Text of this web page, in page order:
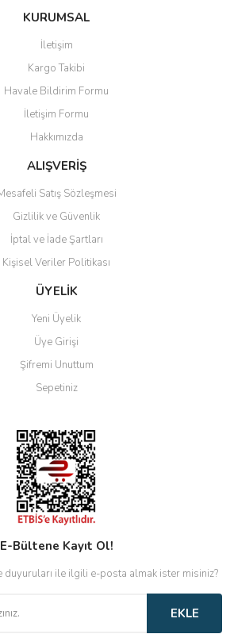
ürüne ilk yorumu siz yapın!
bozuk veya görüntülenemiyor.
eksik bilgiler bulunuyor.
bulunuyor.
daha pahalı.
alternatifler olmalı.
Gönder
KURUMSAL
İletişim
Kargo Takibi
Havale Bildirim Formu
İletişim Formu
Hakkımızda
ALIŞVERİŞ
Satış Sözleşmesi
Gizlilik ve Güvenlik
İptal ve İade Şartları
Kişisel Veriler Politikası
ÜYELİK
Yeni Üyelik
Üye Girişi
Şifremi Unuttum
Sepetiniz
E-Bültene Kayıt Ol!
duyuruları ile ilgili e-posta almak ister misiniz?
EKLE